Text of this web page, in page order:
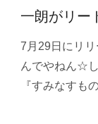
一朗がリー
7月29日にリ
んでやねん☆
『すみなすも